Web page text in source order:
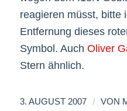
reagieren müsst, bitte
Entfernung dieses
Symbol. Auch Oliver
Stern ähnlich.
3. AUGUST 2007 / VON